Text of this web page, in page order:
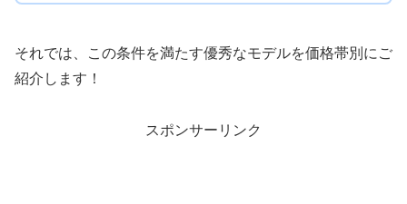
それでは、この条件を満たす優秀なモデルを価格帯別にご
紹介します！
スポンサーリンク